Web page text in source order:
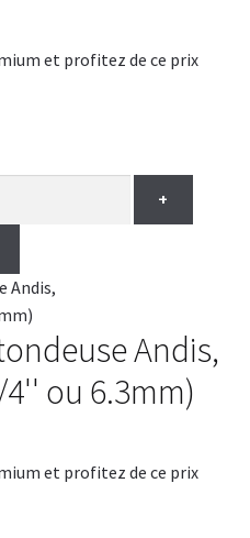
et profitez de ce prix
+
Andis,
ou 6.3mm)
et profitez de ce prix